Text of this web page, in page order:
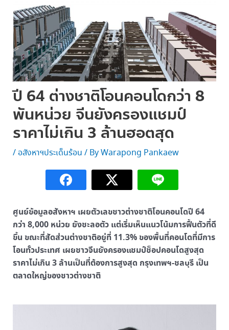
ปี 64 ต่างชาติโอนคอนโดกว่า 8
พันหน่วย จีนยังครองแชมป์
ราคาไม่เกิน 3 ล้านฮอตสุด
/ อสังหาฯประเด็นร้อน / ByWarapong Pankaew
ศูนย์ข้อมูลอสังหาฯ เผยตัวเลขชาวต่างชาติโอนคอนโดปี 64
กว่า 8,000 หน่วย ยังชะลอตัว แต่เริ่มเห็นแนวโน้มการฟื้นตัวที่ดี
ขึ้น ขณะที่สัดส่วนต่างชาติอยู่ที่ 11.3% ของพื้นที่คอนโดที่มีการ
โอนทั้วประเทศ เผยชาวจีนยังครองแชมป์ช็อปคอนโดสูงสุด
ราคาไม่เกิน 3 ล้านเป็นที่ต้องการสูงสุด กรุงเทพฯ-ชลบุรี เป็น
ตลาดใหญ่ของชาวต่างชาติ